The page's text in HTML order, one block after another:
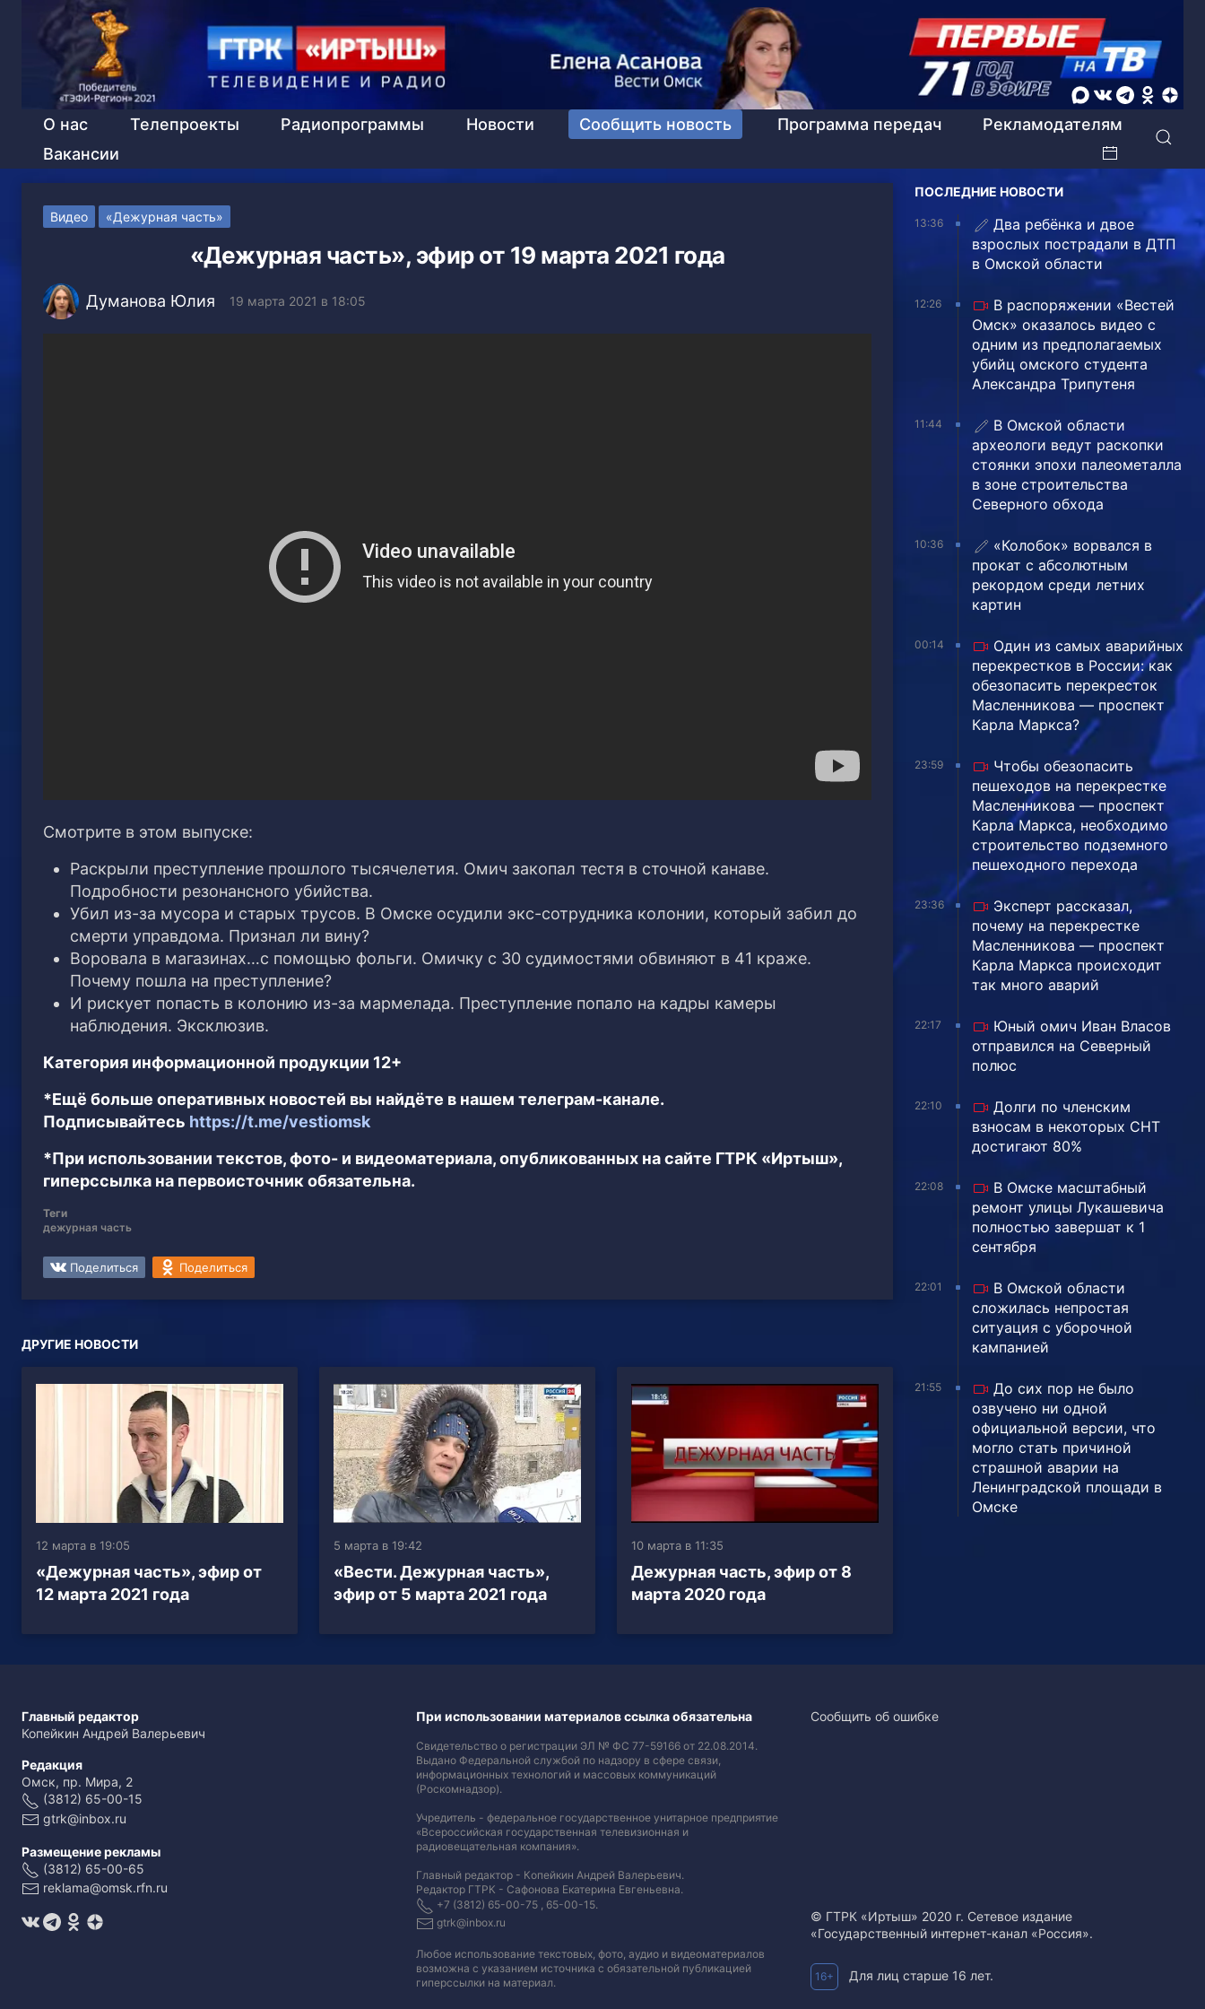
О нас Телепроекты Радиопрограммы Новости Сообщить новость Программа передач
Рекламодателям
Вакансии
Видео «Дежурная часть»
«Дежурная часть», эфир от 19 марта 2021 года
Думанова Юлия 19 марта 2021 в 18:05
Смотрите в этом выпуске:
Раскрыли преступление прошлого тысячелетия. Омич закопал тестя в сточной канаве.
Подробности резонансного убийства.
Убил из-за мусора и старых трусов. В Омске осудили экс-сотрудника колонии, который забил до
смерти управдома. Признал ли вину?
Воровала в магазинах…с помощью фольги. Омичку с 30 судимостями обвиняют в 41 краже.
Почему пошла на преступление?
И рискует попасть в колонию из-за мармелада. Преступление попало на кадры камеры
наблюдения. Эксклюзив.
Категория информационной продукции 12+
*Ещё больше оперативных новостей вы найдёте в нашем телеграм-канале.
Подписывайтесь https://t.me/vestiomsk
*При использовании текстов, фото- и видеоматериала, опубликованных на сайте ГТРК «Иртыш»,
гиперссылка на первоисточник обязательна.
Теги
дежурная часть
Поделиться Поделиться
ДРУГИЕ НОВОСТИ
12 марта в 19:05
«Дежурная часть», эфир от
12 марта 2021 года
5 марта в 19:42
«Вести. Дежурная часть»,
эфир от 5 марта 2021 года
10 марта в 11:35
Дежурная часть, эфир от 8
марта 2020 года
ПОСЛЕДНИЕ НОВОСТИ
13:36
Два ребёнка и двое
взрослых пострадали в ДТП
в Омской области
12:26
В распоряжении «Вестей
Омск» оказалось видео с
одним из предполагаемых
убийц омского студента
Александра Трипутеня
11:44
В Омской области
археологи ведут раскопки
стоянки эпохи палеометалла
в зоне строительства
Северного обхода
10:36
«Колобок» ворвался в
прокат с абсолютным
рекордом среди летних
картин
00:14
Один из самых аварийных
перекрестков в России: как
обезопасить перекресток
Масленникова — проспект
Карла Маркса?
23:59
Чтобы обезопасить
пешеходов на перекрестке
Масленникова — проспект
Карла Маркса, необходимо
строительство подземного
пешеходного перехода
23:36
Эксперт рассказал,
почему на перекрестке
Масленникова — проспект
Карла Маркса происходит
так много аварий
22:17
Юный омич Иван Власов
отправился на Северный
полюс
22:10
Долги по членским
взносам в некоторых СНТ
достигают 80%
22:08
В Омске масштабный
ремонт улицы Лукашевича
полностью завершат к 1
сентября
22:01
В Омской области
сложилась непростая
ситуация с уборочной
кампанией
21:55
До сих пор не было
озвучено ни одной
официальной версии, что
могло стать причиной
страшной аварии на
Ленинградской площади в
Омске
Главный редактор
Копейкин Андрей Валерьевич
Редакция
Омск, пр. Мира, 2
(3812) 65-00-15
gtrk@inbox.ru
Размещение рекламы
(3812) 65-00-65
reklama@omsk.rfn.ru
При использовании материалов ссылка обязательна
Свидетельство о регистрации ЭЛ № ФС 77-59166 от 22.08.2014.
Выдано Федеральной службой по надзору в сфере связи,
информационных технологий и массовых коммуникаций
(Роскомнадзор).
Учредитель - федеральное государственное унитарное предприятие
«Всероссийская государственная телевизионная и
радиовещательная компания».
Главный редактор - Копейкин Андрей Валерьевич.
Редактор ГТРК - Сафонова Екатерина Евгеньевна.
+7 (3812) 65-00-75 , 65-00-15.
gtrk@inbox.ru
Любое использование текстовых, фото, аудио и видеоматериалов
возможна с указанием источника с обязательной публикацией
гиперссылки на материал.
Сообщить об ошибке
© ГТРК «Иртыш» 2020 г. Сетевое издание
«Государственный интернет-канал «Россия».
16+ Для лиц старше 16 лет.